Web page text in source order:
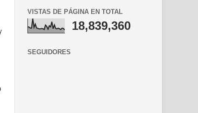
VISTAS DE PÁGINA EN TOTAL
18,839,360
SEGUIDORES